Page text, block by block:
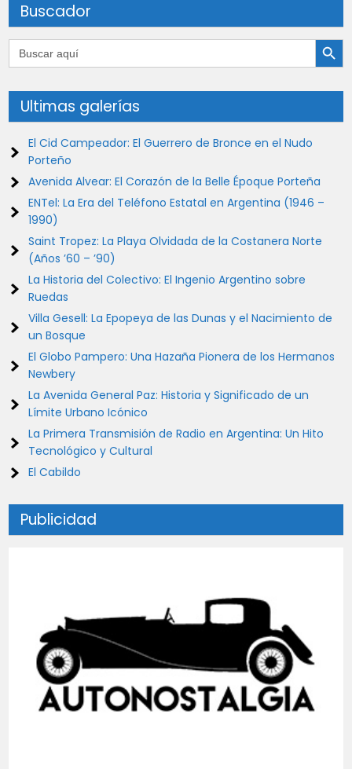
Buscador
Buscar: Botón de
Ultimas galerías
El Cid Campeador: El Guerrero de Bronce en el Nudo
Porteño
Avenida Alvear: El Corazón de la Belle Époque Porteña
ENTel: La Era del Teléfono Estatal en Argentina (1946 –
1990)
Saint Tropez: La Playa Olvidada de la Costanera Norte
(Años ’60 – ’90)
La Historia del Colectivo: El Ingenio Argentino sobre
Ruedas
Villa Gesell: La Epopeya de las Dunas y el Nacimiento de
un Bosque
El Globo Pampero: Una Hazaña Pionera de los Hermanos
Newbery
La Avenida General Paz: Historia y Significado de un
Límite Urbano Icónico
La Primera Transmisión de Radio en Argentina: Un Hito
Tecnológico y Cultural
El Cabildo
Publicidad